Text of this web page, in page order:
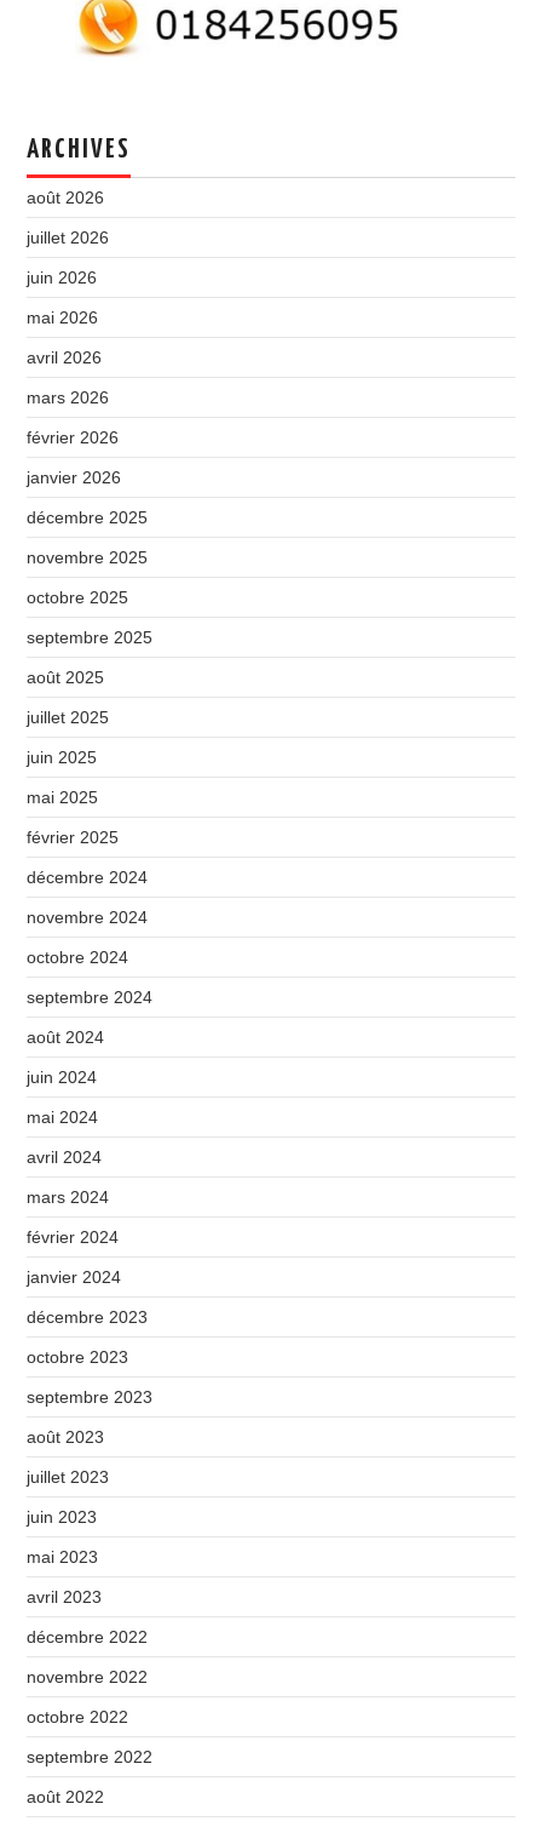
ARCHIVES
août 2026
juillet 2026
juin 2026
mai 2026
avril 2026
mars 2026
février 2026
janvier 2026
décembre 2025
novembre 2025
octobre 2025
septembre 2025
août 2025
juillet 2025
juin 2025
mai 2025
février 2025
décembre 2024
novembre 2024
octobre 2024
septembre 2024
août 2024
juin 2024
mai 2024
avril 2024
mars 2024
février 2024
janvier 2024
décembre 2023
octobre 2023
septembre 2023
août 2023
juillet 2023
juin 2023
mai 2023
avril 2023
décembre 2022
novembre 2022
octobre 2022
septembre 2022
août 2022